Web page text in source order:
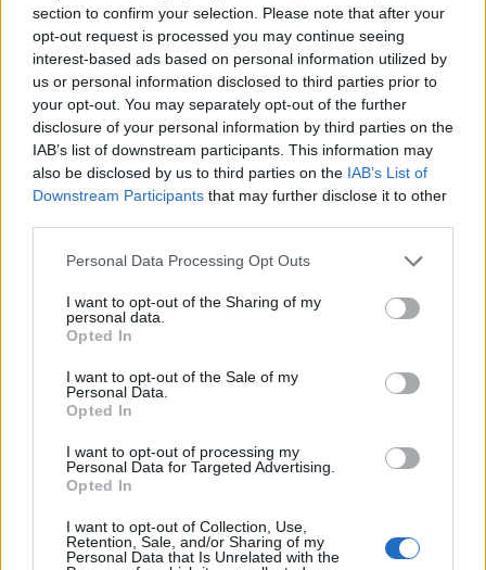
section to confirm your selection. Please note that after your
opt-out request is processed you may continue seeing
interest-based ads based on personal information utilized by
us or personal information disclosed to third parties prior to
your opt-out. You may separately opt-out of the further
disclosure of your personal information by third parties on the
IAB’s list of downstream participants. This information may
also be disclosed by us to third parties on the IAB’s List of
Downstream Participants that may further disclose it to other
Personal Data Processing Opt Outs
I want to opt-out of the Sharing of my
personal data.
Opted In
I want to opt-out of the Sale of my
Personal Data.
Opted In
I want to opt-out of processing my
Personal Data for Targeted Advertising.
Opted In
I want to opt-out of Collection, Use,
Retention, Sale, and/or Sharing of my
Personal Data that Is Unrelated with the